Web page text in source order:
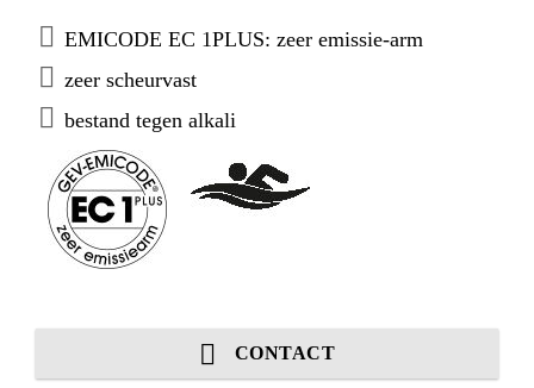
EMICODE EC 1PLUS: zeer emissie-arm
zeer scheurvast
bestand tegen alkali
CONTACT